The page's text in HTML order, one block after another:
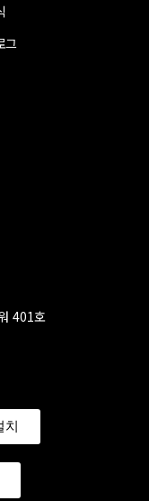
그
401호
치